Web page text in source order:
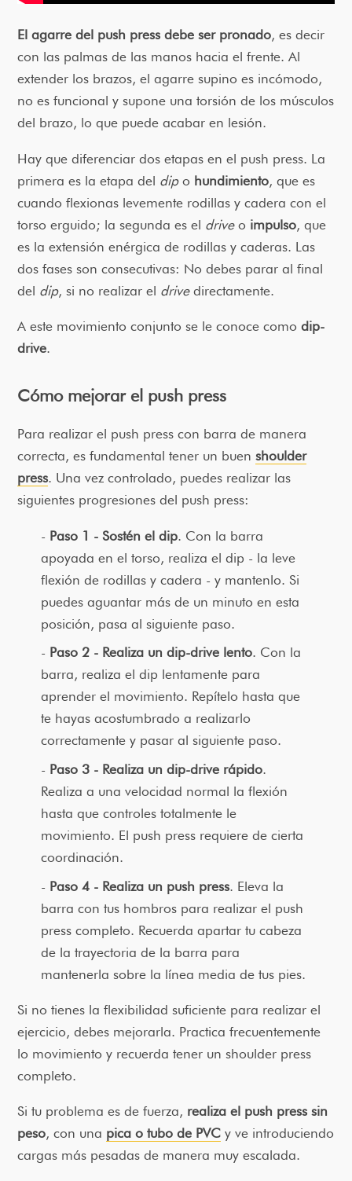
El agarre del push press debe ser pronado, es decir
con las palmas de las manos hacia el frente. Al
extender los brazos, el agarre supino es incómodo,
no es funcional y supone una torsión de los músculos
del brazo, lo que puede acabar en lesión.
Hay que diferenciar dos etapas en el push press. La
primera es la etapa del dipo hundimiento, que es
cuando flexionas levemente rodillas y cadera con el
torso erguido; la segunda es el driveo impulso, que
es la extensión enérgica de rodillas y caderas. Las
dos fases son consecutivas: No debes parar al final
del dip, si no realizar el drivedirectamente.
A este movimiento conjunto se le conoce como dip-
drive.
Cómo mejorar el push press
Para realizar el push press con barra de manera
correcta, es fundamental tener un buen shoulder
press. Una vez controlado, puedes realizar las
siguientes progresiones del push press:
Paso 1 - Sostén el dip. Con la barra
apoyada en el torso, realiza el dip - la leve
flexión de rodillas y cadera - y mantenlo. Si
puedes aguantar más de un minuto en esta
posición, pasa al siguiente paso.
Paso 2 - Realiza un dip-drive lento. Con la
barra, realiza el dip lentamente para
aprender el movimiento. Repítelo hasta que
te hayas acostumbrado a realizarlo
correctamente y pasar al siguiente paso.
Paso 3 - Realiza un dip-drive rápido.
Realiza a una velocidad normal la flexión
hasta que controles totalmente le
movimiento. El push press requiere de cierta
coordinación.
Paso 4 - Realiza un push press. Eleva la
barra con tus hombros para realizar el push
press completo. Recuerda apartar tu cabeza
de la trayectoria de la barra para
mantenerla sobre la línea media de tus pies.
Si no tienes la flexibilidad suficiente para realizar el
ejercicio, debes mejorarla. Practica frecuentemente
lo movimiento y recuerda tener un shoulder press
completo.
Si tu problema es de fuerza, realiza el push press sin
peso, con una pica o tubo de PVCy ve introduciendo
cargas más pesadas de manera muy escalada.